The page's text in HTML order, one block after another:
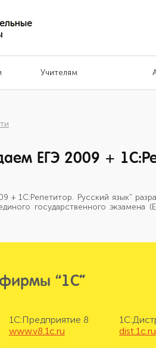
Учителям
ЕГЭ 2009 +
+ 1С:Репетитор. Русский язык"
государственного
“1С”
1С:Предприятие 8
www.v8.1c.ru
dist.1c.ru